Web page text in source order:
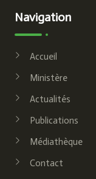
Navigation
Accueil
Ministère
Actualités
Publications
Médiathèque
Contact